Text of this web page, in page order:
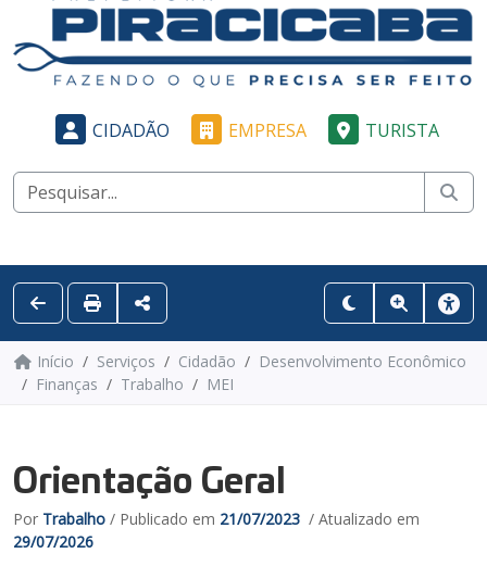
CIDADÃO EMPRESA TURISTA
Início Serviços Cidadão
Desenvolvimento Econômico
Finanças
Trabalho MEI
Orientação Geral
Por Trabalho / Publicado em 21/07/2023 / Atualizado em
29/07/2026